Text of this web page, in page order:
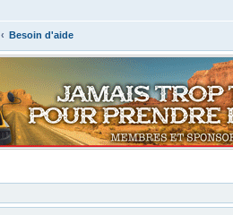
Besoin d'aide